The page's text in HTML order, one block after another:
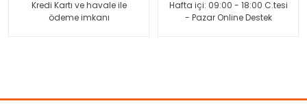
Kredi Kartı ve havale ile
ödeme imkanı
Hafta içi: 09:00 - 18:00 C.tesi
- Pazar Online Destek